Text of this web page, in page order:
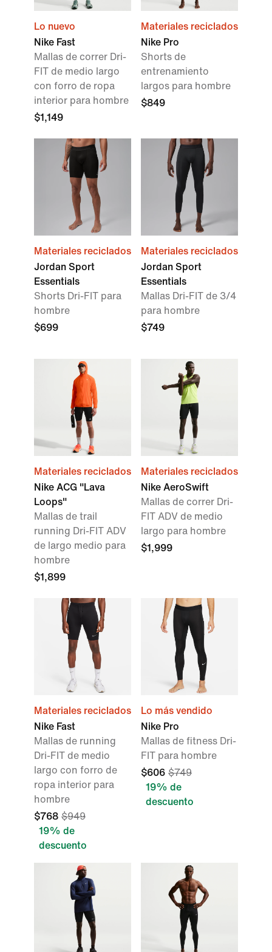
Lo nuevo
Nike Fast
Mallas de correr Dri-
FIT de medio largo
con forro de ropa
interior para hombre
$1,149
Materiales reciclados
Nike Pro
Shorts de
entrenamiento
largos para hombre
$849
Materiales reciclados
Jordan Sport
Essentials
Shorts Dri-FIT para
hombre
$699
Materiales reciclados
Jordan Sport
Essentials
Mallas Dri-FIT de 3/4
para hombre
$749
Materiales reciclados
Nike ACG "Lava
Loops"
Mallas de trail
running Dri-FIT ADV
de largo medio para
hombre
$1,899
Materiales reciclados
Nike AeroSwift
Mallas de correr Dri-
FIT ADV de medio
largo para hombre
$1,999
Materiales reciclados
Nike Fast
Mallas de running
Dri-FIT de medio
largo con forro de
ropa interior para
hombre
$768 $949
19% de
descuento
Lo más vendido
Nike Pro
Mallas de fitness Dri-
FIT para hombre
$606 $749
19% de
descuento